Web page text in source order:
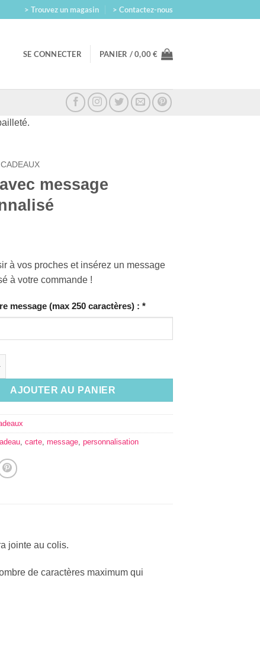
> Trouvez un magasin > Contactez-nous
SE CONNECTER PANIER /0,00€
CADEAUX
message
à vos proches et insérez un message
à votre commande !
message (max 250 caractères) :*
AJOUTER AU PANIER
,carte ,message ,personnalisation
jointe au colis.
de caractères maximum qui